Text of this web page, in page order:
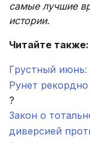
самые лучшие
истории.
Читайте также:
Грустный июнь:
Рунет
?
Закон о
диверсией